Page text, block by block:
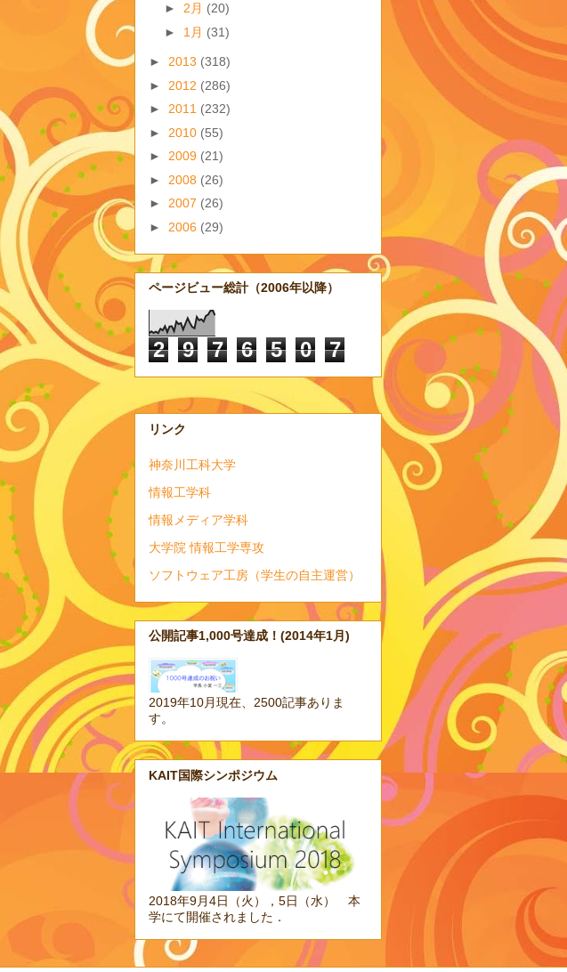
► 2月 (20)
► 1月 (31)
► 2013 (318)
► 2012 (286)
► 2011 (232)
► 2010 (55)
► 2009 (21)
► 2008 (26)
► 2007 (26)
► 2006 (29)
ページビュー総計（2006年以降）
2 9 7 6 5 0 7
リンク
神奈川工科大学
情報工学科
情報メディア学科
大学院 情報工学専攻
ソフトウェア工房（学生の自主運営）
公開記事1,000号達成！(2014年1月)
2019年10月現在、2500記事ありま
す。
KAIT国際シンポジウム
2018年9月4日（火），5日（水） 本
学にて開催されました．